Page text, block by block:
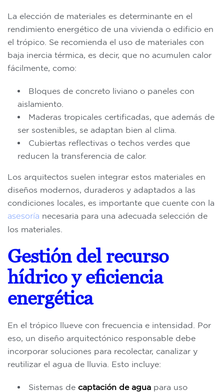
La elección de materiales es determinante en el
rendimiento energético de una vivienda o edificio en
el trópico. Se recomienda el uso de materiales con
baja inercia térmica, es decir, que no acumulen calor
fácilmente, como:
Bloques de concreto liviano o paneles con
aislamiento.
Maderas tropicales certificadas, que además de
ser sostenibles, se adaptan bien al clima.
Cubiertas reflectivas o techos verdes que
reducen la transferencia de calor.
Los arquitectos suelen integrar estos materiales en
diseños modernos, duraderos y adaptados a las
condiciones locales, es importante que cuente con la
asesoría necesaria para una adecuada selección de
los materiales.
Gestión del recurso
hídrico y eficiencia
energética
En el trópico llueve con frecuencia e intensidad. Por
eso, un diseño arquitectónico responsable debe
incorporar soluciones para recolectar, canalizar y
reutilizar el agua de lluvia. Esto incluye:
Sistemas de captación de agua para uso